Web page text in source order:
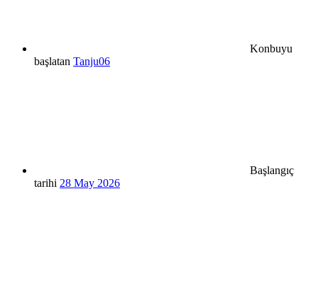
Konbuyu
başlatan Tanju06
Başlangıç
tarihi 28 May 2026